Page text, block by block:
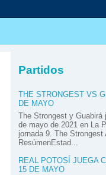
Partidos
THE STRONGEST VS
DE MAYO
The Strongest y Guabirá
de mayo de 2021 en La
jornada 9. The
ResúmenEstad...
REAL POTOSÍ JUEGA
15 DE MAYO